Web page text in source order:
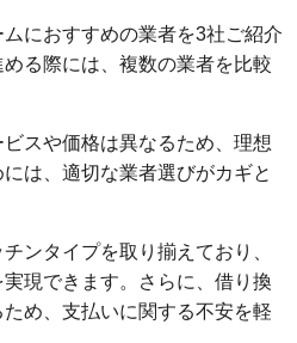
におすすめの業者を3社ご紹介
る際には、複数の業者を比較
スや価格は異なるため、理想
は、適切な業者選びがカギと
ンタイプを取り揃えており、
現できます。さらに、借り換
め、支払いに関する不安を軽